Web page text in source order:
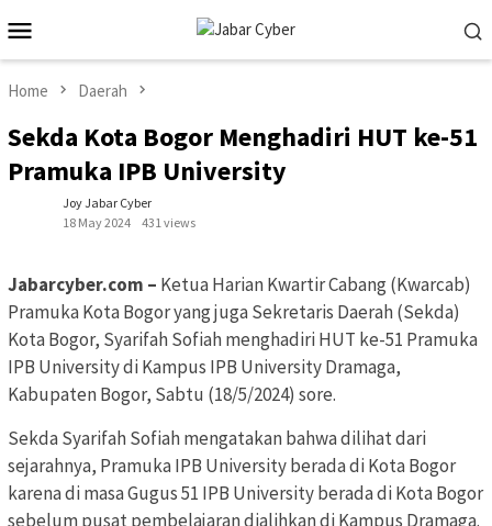
to
contentMenu
Home Daerah
Sekda Kota Bogor Menghadiri HUT ke-51
Pramuka IPB University
Joy Jabar Cyber
18 May 2024
431 views
Jabarcyber.com – Ketua Harian Kwartir Cabang (Kwarcab)
Pramuka Kota Bogor yang juga Sekretaris Daerah (Sekda)
Kota Bogor, Syarifah Sofiah menghadiri HUT ke-51 Pramuka
IPB University di Kampus IPB University Dramaga,
Kabupaten Bogor, Sabtu (18/5/2024) sore.
Sekda Syarifah Sofiah mengatakan bahwa dilihat dari
sejarahnya, Pramuka IPB University berada di Kota Bogor
karena di masa Gugus 51 IPB University berada di Kota Bogor
sebelum pusat pembelajaran dialihkan di Kampus Dramaga.